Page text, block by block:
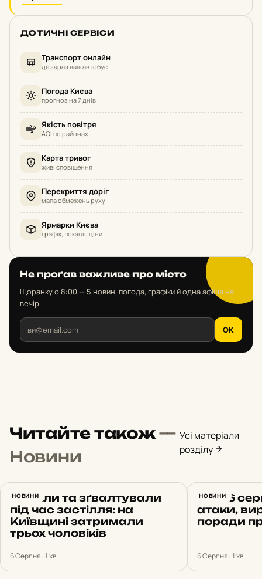
ДОТИЧНІ СЕРВІСИ
Транспорт онлайн
де зараз ваш автобус
Погода Києва
прогноз на 7 днів
Якість повітря
AQI по районах
Карта тривог
живі сповіщення
Перекриття доріг
мапа обмежень руху
Ярмарки Києва
графік, локації, ціни
Не проґав важливе про місто
Щоранку о 8:00 — 5 новин, погода, графіки й одна афіша на
вечір.
OK
Читайте також—
Новини
Усі матеріали
розділу
НОВИНИ
Напали та зґвалтували
під час застілля: на
Київщині затримали
трьох чоловіків
6 Серпня · 1 хв
НОВИНИ
Київ 6
атаки,
поради
6 Серпня · 1 хв